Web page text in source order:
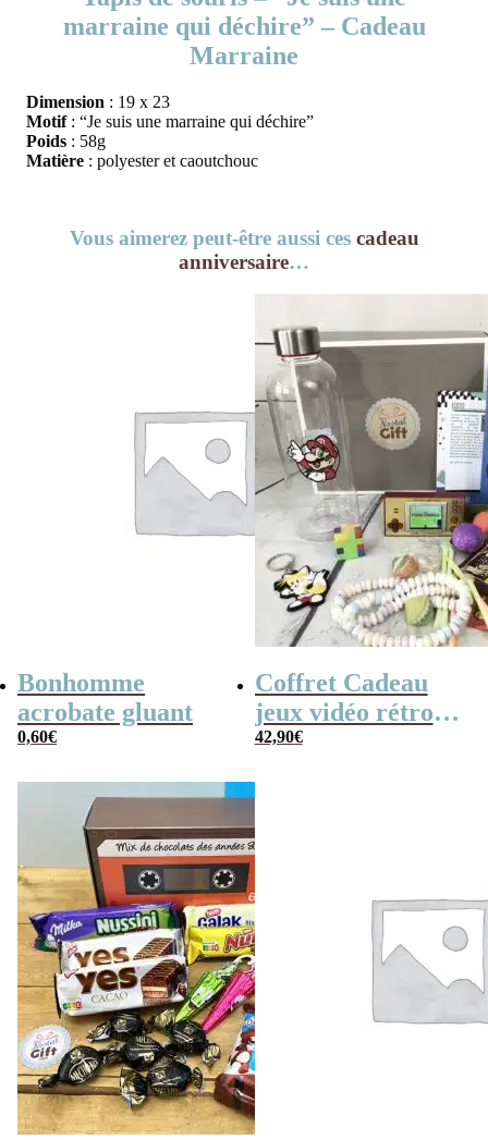
marraine qui déchire” – Cadeau
Marraine
Dimension : 19 x 23
Motif: “Je suis une marraine qui déchire”
Poids : 58g
Matière : polyester et caoutchouc
Vous aimerez peut-être aussi ces cadeau
anniversaire…
Bonhomme
acrobate gluant
0,60€
Coffret Cadeau
jeux vidéo rétro
(avec sa console de
42,90€